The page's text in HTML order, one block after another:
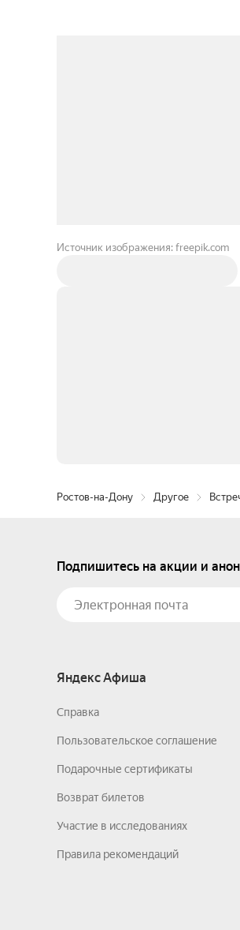
Источник изображения: freepik.com
Ростов-на-Дону Другое
Подпишитесь на акции и
Яндекс Афиша
Справка
Пользовательское соглашение
Подарочные сертификаты
Возврат билетов
Участие в исследованиях
Правила рекомендаций